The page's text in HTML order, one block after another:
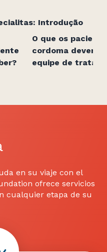
Introdução
O que os
cordoma devem
equipe de
en su viaje con el
ofrece servicios
cualquier etapa de su